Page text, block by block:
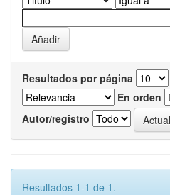
Resultados por página
En orden
Autor/registro
Resultados 1-1 de 1.